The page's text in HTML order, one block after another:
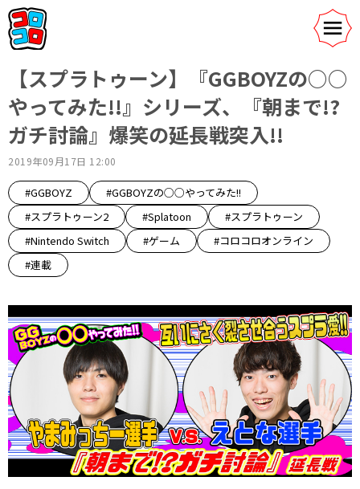
【スプラトゥーン】『GGBOYZの○○
やってみた!!』シリーズ、『朝まで!?
ガチ討論』爆笑の延長戦突入!!
2019年09月17日 12:00
#GGBOYZ
#GGBOYZの○○やってみた!!
#スプラトゥーン2
#Splatoon
#スプラトゥーン
#Nintendo Switch
#ゲーム
#コロコロオンライン
#連載